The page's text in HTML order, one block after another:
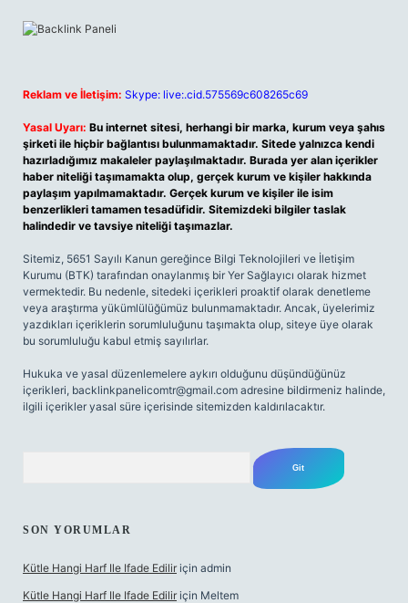
Reklam ve İletişim: Skype: live:.cid.575569c608265c69
Yasal Uyarı: Bu internet sitesi, herhangi bir marka, kurum veya şahıs
şirketi ile hiçbir bağlantısı bulunmamaktadır. Sitede yalnızca kendi
hazırladığımız makaleler paylaşılmaktadır. Burada yer alan içerikler
haber niteliği taşımamakta olup, gerçek kurum ve kişiler hakkında
paylaşım yapılmamaktadır. Gerçek kurum ve kişiler ile isim
benzerlikleri tamamen tesadüfidir. Sitemizdeki bilgiler taslak
halindedir ve tavsiye niteliği taşımazlar.
Sitemiz, 5651 Sayılı Kanun gereğince Bilgi Teknolojileri ve İletişim
Kurumu (BTK) tarafından onaylanmış bir Yer Sağlayıcı olarak hizmet
vermektedir. Bu nedenle, sitedeki içerikleri proaktif olarak denetleme
veya araştırma yükümlülüğümüz bulunmamaktadır. Ancak, üyelerimiz
yazdıkları içeriklerin sorumluluğunu taşımakta olup, siteye üye olarak
bu sorumluluğu kabul etmiş sayılırlar.
Hukuka ve yasal düzenlemelere aykırı olduğunu düşündüğünüz
içerikleri, backlinkpanelicomtr@gmail.com adresine bildirmeniz halinde,
ilgili içerikler yasal süre içerisinde sitemizden kaldırılacaktır.
SON YORUMLAR
Kütle Hangi Harf Ile Ifade Edilir için admin
Kütle Hangi Harf Ile Ifade Edilir için Meltem